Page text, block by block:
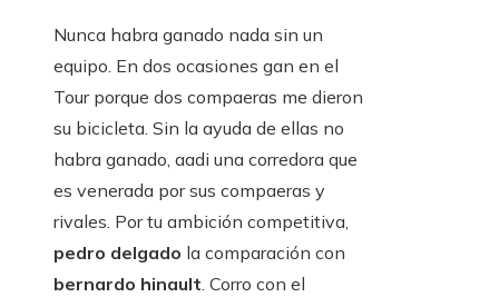
Nunca habra ganado nada sin un
equipo. En dos ocasiones gan en el
Tour porque dos compaeras me dieron
su bicicleta. Sin la ayuda de ellas no
habra ganado, aadi una corredora que
es venerada por sus compaeras y
rivales. Por tu ambición competitiva,
pedro delgado la comparación con
bernardo hinault. Corro con el